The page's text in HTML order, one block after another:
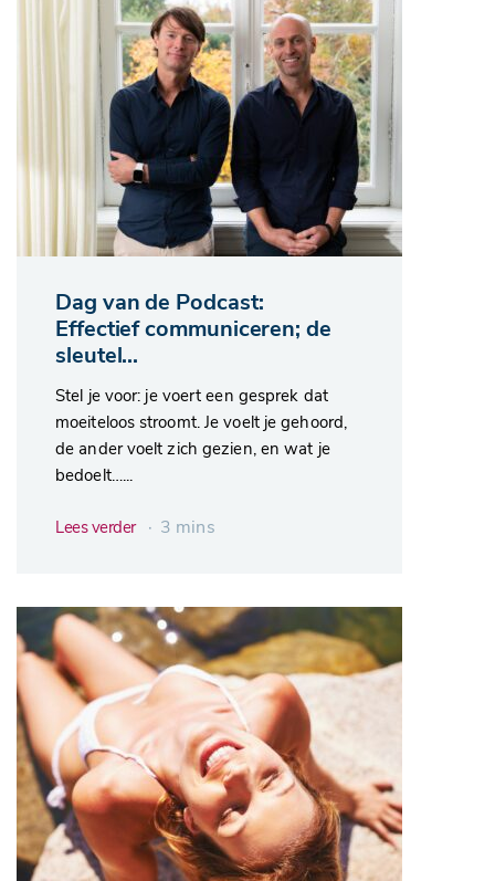
Dag van de Podcast:
Effectief communiceren; de
sleutel...
Stel je voor: je voert een gesprek dat
moeiteloos stroomt. Je voelt je gehoord,
de ander voelt zich gezien, en wat je
bedoelt…...
Lees verder ∙ 3 mins